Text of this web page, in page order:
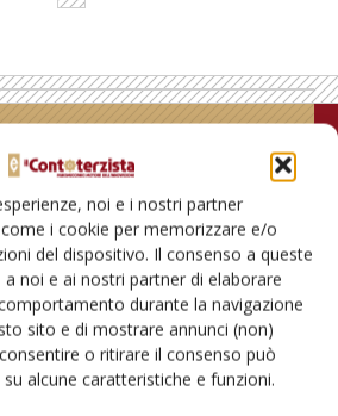
noi e i nostri partner
i cookie per memorizzare e/o
del dispositivo. Il consenso a queste
noi e ai nostri partner di elaborare
durante la navigazione
sito e di mostrare annunci (non)
o ritirare il consenso può
alcune caratteristiche e funzioni.
sul mondo
nostre newsletter